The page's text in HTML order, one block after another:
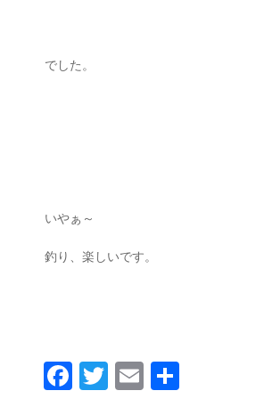
でした。
いやぁ～
釣り、楽しいです。
Facebook
TwitterEmail